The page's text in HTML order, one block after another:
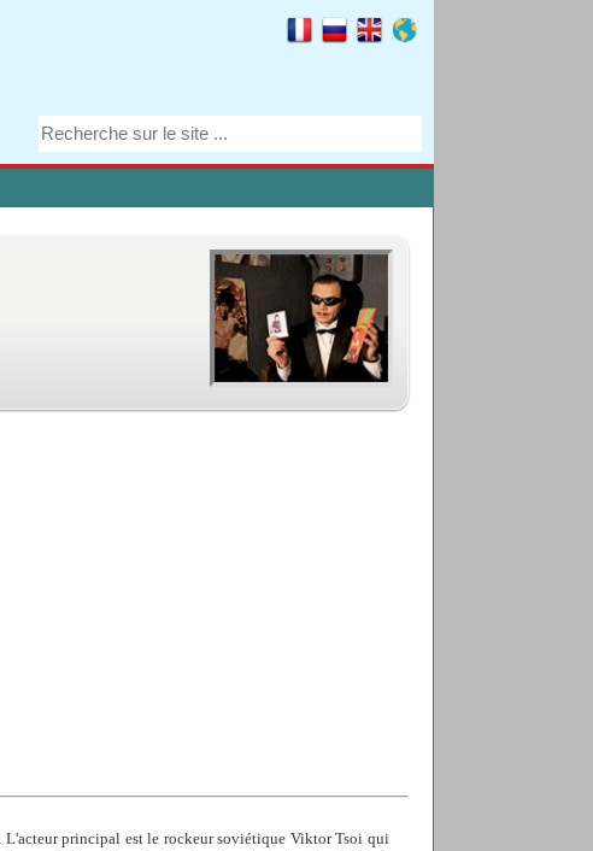
principal est le rockeur soviétique Viktor Tsoi qui